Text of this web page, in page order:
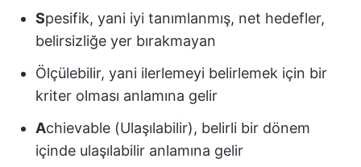
Spesifik, yani iyi tanımlanmış, net hedefler,
belirsizliğe yer bırakmayan
Ölçülebilir, yani ilerlemeyi belirlemek için bir
kriter olması anlamına gelir
Achievable (Ulaşılabilir), belirli bir dönem
içinde ulaşılabilir anlamına gelir